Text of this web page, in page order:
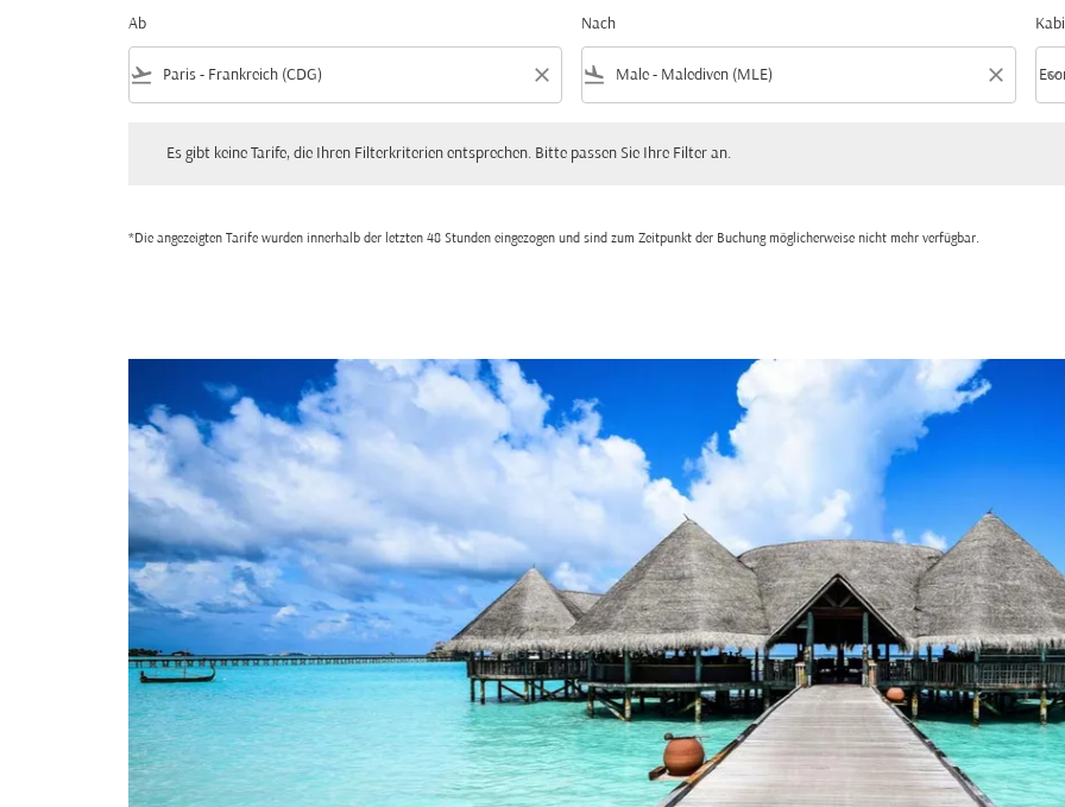
Ab
flight_takeoff close
Nach
flight_land close keyboard_arrow_down
Es gibt keine Tarife, die Ihren Filterkriterien entsprechen. Bitte passen Sie Ihre Filter an.
*Die angezeigten Tarife wurden innerhalb der letzten 48 Stunden eingezogen und sind zum Zeitpunkt der Buchung möglicherweise nicht mehr verfügbar.